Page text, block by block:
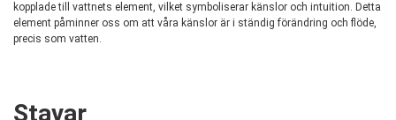
kopplade till vattnets element, vilket symboliserar känslor och intuition. Detta
element påminner oss om att våra känslor är i ständig förändring och flöde,
precis som vatten.
Stavar